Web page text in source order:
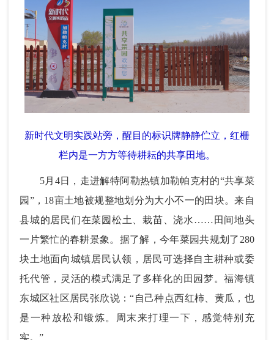
新时代文明实践站旁，醒目的标识牌静静伫立，红栅
栏内是一方方等待耕耘的共享田地。
5月4日，走进解特阿勒热镇加勒帕克村的“共享菜
园”，18亩土地被规整地划分为大小不一的田块。来自
县城的居民们在菜园松土、栽苗、浇水……田间地头
一片繁忙的春耕景象。据了解，今年菜园共规划了280
块土地面向城镇居民认领，居民可选择自主耕种或委
托代管，灵活的模式满足了多样化的田园梦。福海镇
东城区社区居民张欣说：“自己种点西红柿、黄瓜，也
是一种放松和锻炼。周末来打理一下，感觉特别充
实。”